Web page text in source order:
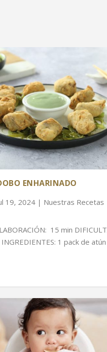
ENHARINADO
19, 2024| Nuestras Recetas
15 min
1 pack de atún